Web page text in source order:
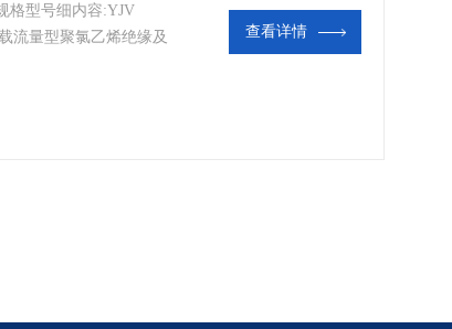
格型号细内容:YJV
流量型聚氯乙烯绝缘及
查看详情